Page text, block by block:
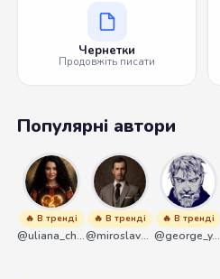
Чернетки
Продовжіть писати
Популярні автори
🔥 В тренді
@uliana_chernenko
🔥 В тренді
@miroslavmaniyk
🔥 В тренді
@george_y_lawlett